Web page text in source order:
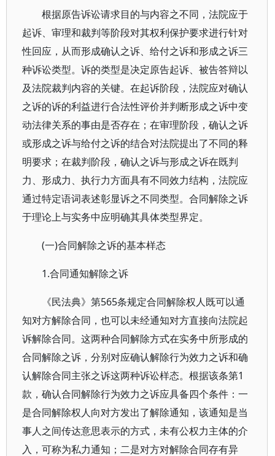
根据原告诉讼请求目的与内容之不同，法院应于
起诉、审理和裁判等阶段对其权利保护要求进行针对
性回应，从而形成确认之诉、给付之诉和形成之诉三
种诉讼类型。诉的类型是决定原告起诉、被告答辩以
及法院裁判内容的关键。在起诉阶段，法院应对确认
之诉的诉的利益进行合法性评价并判断形成之诉中变
动法律关系的事由是否存在；在审理阶段，确认之诉
或形成之诉与给付之诉的结合对法院提出了不同的释
明要求；在裁判阶段，确认之诉与形成之诉在既判
力、形成力、执行力方面具有不同效力结构，法院应
通过特定语词表述彰显诉之不同类型。合同解除之诉
于理论上与实务中应明确其具体类型界定。
(一)合同解除之诉的基本样态
1.合同通知解除之诉
《民法典》第565条规定合同解除权人既可以通
知对方解除合同，也可以未经通知对方直接向法院起
诉解除合同。这两种合同解除方式在实务中所形成的
合同解除之诉，分别对应确认解除行为效力之诉和确
认解除合同主张之诉这两种诉讼样态。根据该条第1
款，确认合同解除行为效力之诉应具备四个条件：一
是合同解除权人向对方发出了解除通知，该通知是当
事人之间传达意思表示的方式，未有公权力主体的介
入，可称为私力通知；二是对方对解除合同存有异